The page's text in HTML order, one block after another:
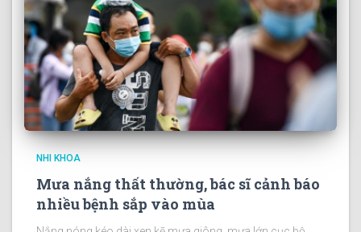
NHI KHOA
Mưa nắng thất thường, bác sĩ cảnh báo
nhiều bệnh sắp vào mùa